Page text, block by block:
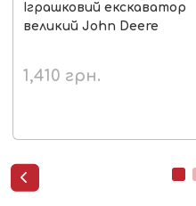
Іграшковий екскаватор
великий John Deere
1,410 грн.
